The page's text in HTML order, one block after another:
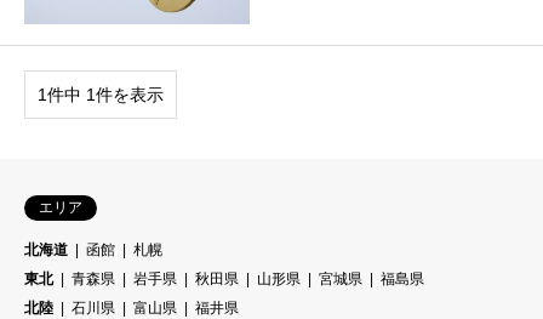
1件中 1件を表示
エリア
北海道 函館
札幌
東北
青森県 岩手県 秋田県 山形県 宮城県
福島県
北陸
石川県 富山県
福井県